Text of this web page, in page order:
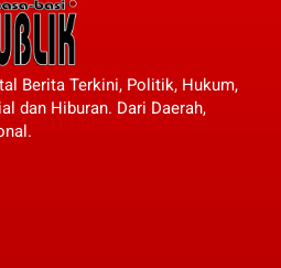
Berita Terkini, Politik, Hukum,
dan Hiburan. Dari Daerah,